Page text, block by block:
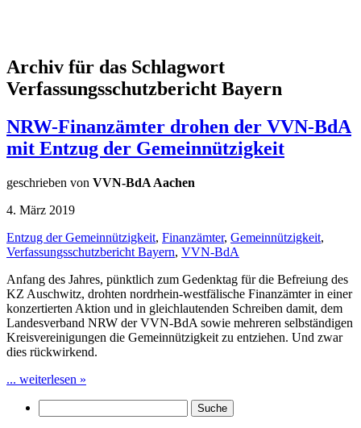
Archiv für das Schlagwort
Verfassungsschutzbericht Bayern
NRW-Finanzämter drohen der VVN-BdA
mit Entzug der Gemeinnützigkeit
geschrieben von VVN-BdA Aachen
4. März 2019
Entzug der Gemeinnützigkeit, Finanzämter, Gemeinnützigkeit,
Verfassungsschutzbericht Bayern, VVN-BdA
Anfang des Jahres, pünktlich zum Gedenktag für die Befreiung des
KZ Auschwitz, drohten nordrhein-westfälische Finanzämter in einer
konzertierten Aktion und in gleichlautenden Schreiben damit, dem
Landesverband NRW der VVN-BdA sowie mehreren selbständigen
Kreisvereinigungen die Gemeinnützigkeit zu entziehen. Und zwar
dies rückwirkend.
... weiterlesen »